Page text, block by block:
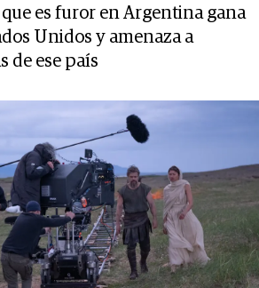
es furor en Argentina gana
Unidos y amenaza a
de ese país